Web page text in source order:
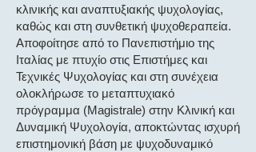
κλινικής και αναπτυξιακής ψυχολογίας,
καθώς και στη συνθετική ψυχοθεραπεία.
Αποφοίτησε από το Πανεπιστήμιο της
Ιταλίας με πτυχίο στις Επιστήμες και
Τεχνικές Ψυχολογίας και στη συνέχεια
ολοκλήρωσε το μεταπτυχιακό
πρόγραμμα (Magistrale) στην Κλινική και
Δυναμική Ψυχολογία, αποκτώντας ισχυρή
επιστημονική βάση με ψυχοδυναμικό